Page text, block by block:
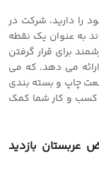
را دارید، شرکت در
به عنوان یک نقطه
برای قرار گرفتن
می دهد. که می
چاپ و بسته بندی
کسب و کار شما کمک
عربستان بازدید